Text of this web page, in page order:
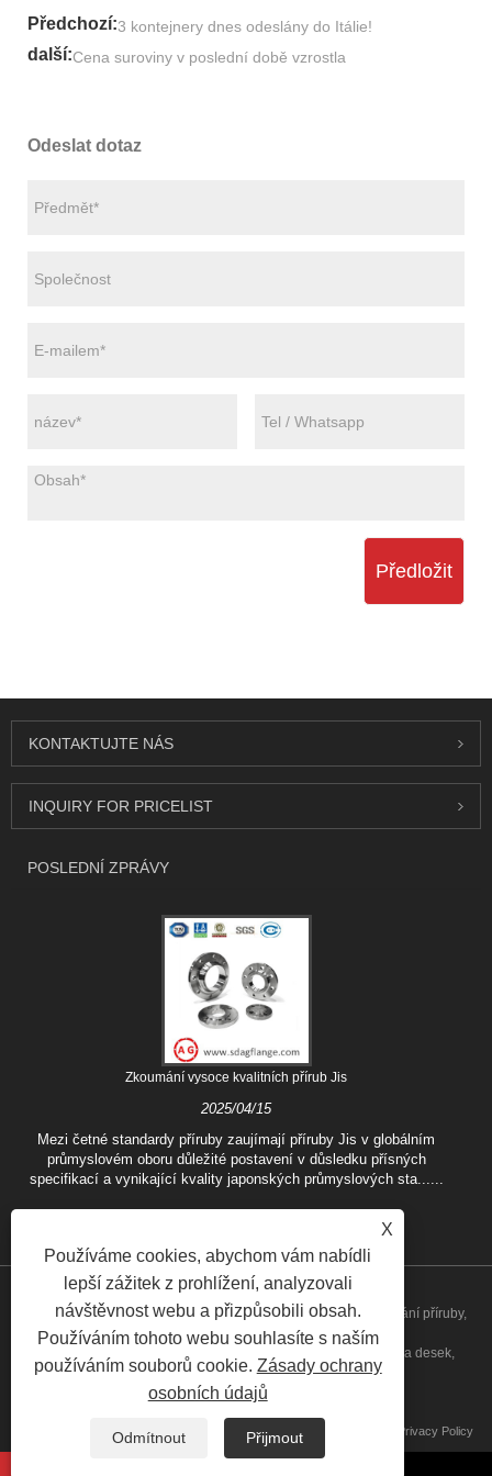
Předchozí:3 kontejnery dnes odeslány do Itálie!
další:Cena suroviny v poslední době vzrostla
Odeslat dotaz
Předložit
KONTAKTUJTE NÁS
INQUIRY FOR PRICELIST
POSLEDNÍ ZPRÁVY
Zkoumání vysoce kvalitních přírub Jis
2025/04/15
Mezi četné standardy příruby zaujímají příruby Jis v globálním
průmyslovém oboru důležité postavení v důsledku přísných
specifikací a vynikající kvality japonských průmyslových sta......
Copyright © 2020 Shandong Aiguo Forging Co., Ltd. - Čína kování příruby,
výrobci slepé příruby, továrna na přírubu uhlíkové oceli, příruba desek,
svařovací příruba dodavatelé všech práv vyhrazena
Odkazy Sitemap RSS Privacy Policy
X
Používáme cookies, abychom vám nabídli
lepší zážitek z prohlížení, analyzovali
návštěvnost webu a přizpůsobili obsah.
Používáním tohoto webu souhlasíte s naším
používáním souborů cookie. Zásady ochrany
osobních údajů
Odmítnout Přijmout